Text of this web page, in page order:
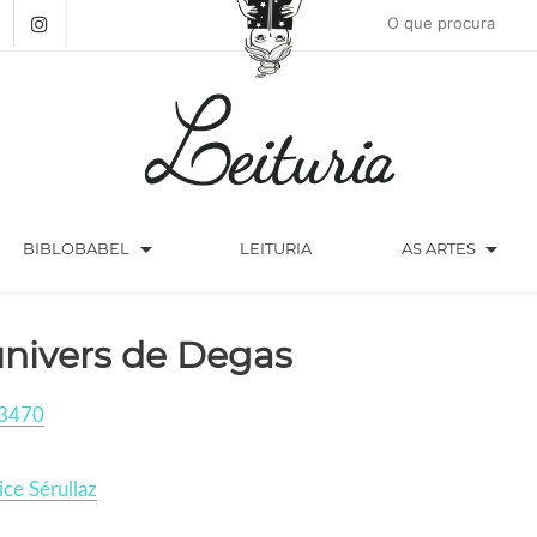
BIBLOBABEL arrow_drop_down LEITURIA AS ARTES arrow_drop_down
de Degas
Sérullaz